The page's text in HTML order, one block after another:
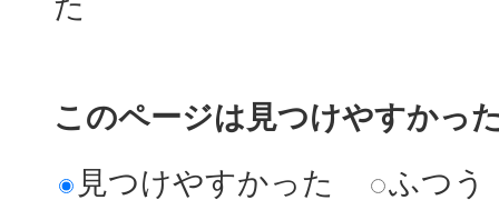
このページは見つけやすかっ
見つけやすかった
ふつう